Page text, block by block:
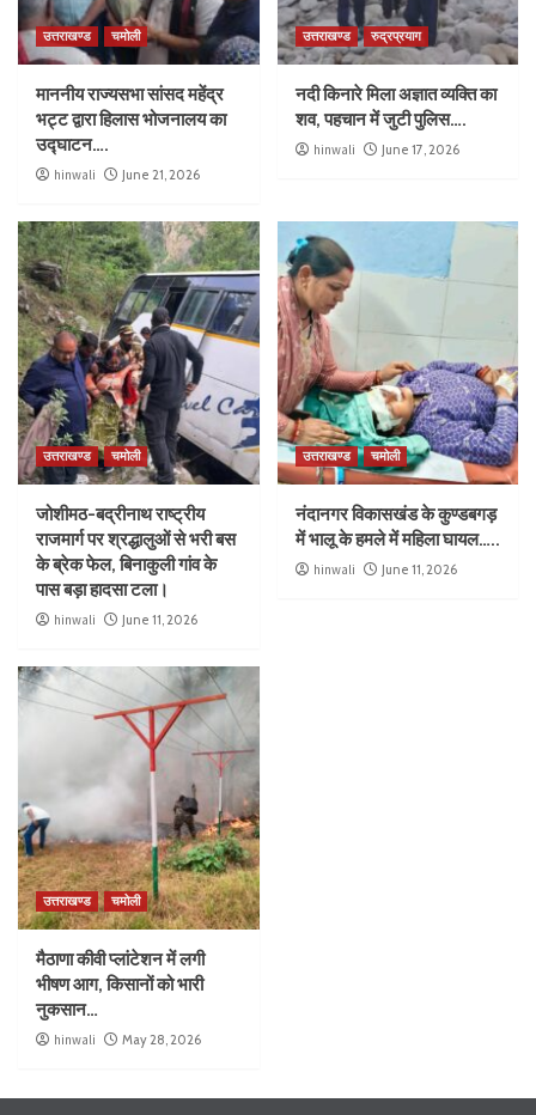
उत्तराखण्ड चमोली
माननीय राज्यसभा सांसद महेंद्र
भट्ट द्वारा हिलास भोजनालय का
उद्घाटन….
hinwali June 21, 2026
उत्तराखण्ड रुद्रप्रयाग
नदी किनारे मिला अज्ञात व्यक्ति का
शव, पहचान में जुटी पुलिस….
hinwali June 17, 2026
उत्तराखण्ड चमोली
जोशीमठ-बद्रीनाथ राष्ट्रीय
राजमार्ग पर श्रद्धालुओं से भरी बस
के ब्रेक फेल, बिनाकुली गांव के
पास बड़ा हादसा टला।
hinwali June 11, 2026
उत्तराखण्ड चमोली
नंदानगर विकासखंड के कुण्डबगड़
में भालू के हमले में महिला घायल…..
hinwali June 11, 2026
उत्तराखण्ड चमोली
मैठाणा कीवी प्लांटेशन में लगी
भीषण आग, किसानों को भारी
नुकसान…
hinwali May 28, 2026